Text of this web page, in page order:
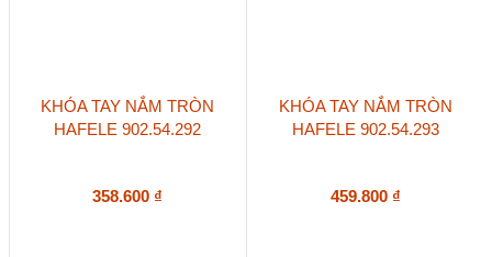
KHÓA TAY NẮM TRÒN
HAFELE 902.54.292
358.600 ₫
KHÓA TAY NẮM TRÒN
HAFELE 902.54.293
459.800 ₫